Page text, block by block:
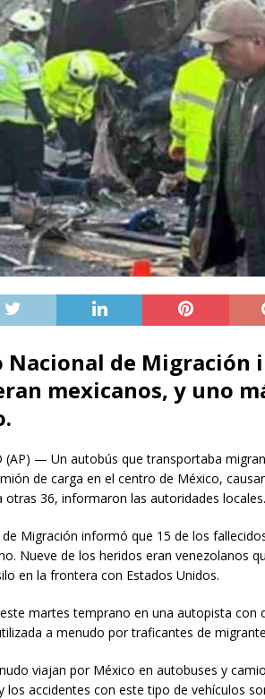
de Migración
mexicanos, y uno
(AP) — Un autobús que transportaba
de carga en el centro de México,
otras 36, informaron las autoridades locales.
Migración informó que 15 de los
Nueve de los heridos eran venezolanos
en la frontera con Estados Unidos.
martes temprano en una autopista con
a menudo por traficantes de
viajan por México en autobuses y
los accidentes con este tipo de vehículos